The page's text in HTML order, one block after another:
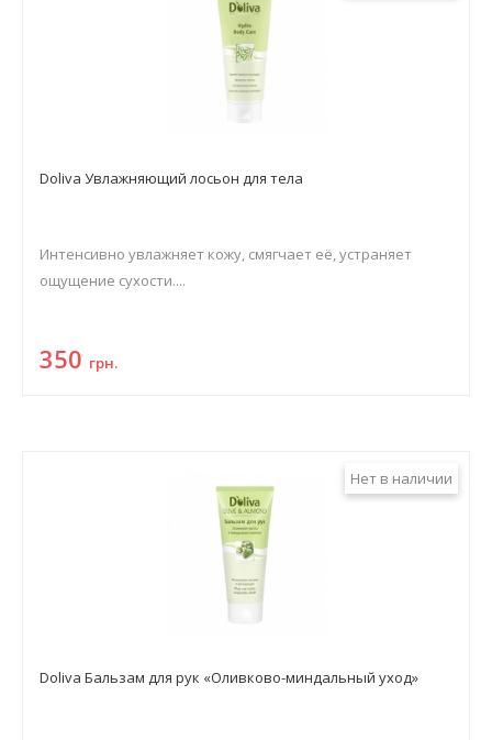
Doliva Увлажняющий лосьон для тела
Интенсивно увлажняет кожу, смягчает её, устраняет
ощущение сухости....
350 грн.
Нет в наличии
Doliva Бальзам для рук «Оливково-миндальный уход»